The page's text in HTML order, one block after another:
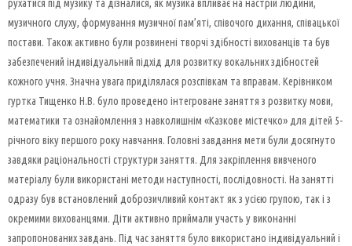
рухатися під музику та дізналися, як музика впливає на настрій людини,
музичного слуху, формування музичної пам’яті, співочого дихання, співацької
постави. Також активно були розвинені творчі здібності вихованців та був
забезпечений індивідуальний підхід для розвитку вокальних здібностей
кожного учня. Значна увага приділялася розспівкам та вправам. Керівником
гуртка Тищенко Н.В. було проведено інтегроване заняття з розвитку мови,
математики та ознайомлення з навколишнім «Казкове містечко» для дітей 5-
річного віку першого року навчання. Головні завдання мети були досягнуто
завдяки раціональності структури заняття. Для закріплення вивченого
матеріалу були використані методи наступності, послідовності. На занятті
одразу був встановлений доброзичливий контакт як з усією групою, так і з
окремими вихованцями. Діти активно приймали участь у виконанні
запропонованих завдань. Під час заняття було використано індивідуальний і